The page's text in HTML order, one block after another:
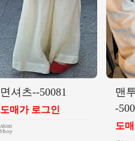
면셔츠--50081
도매가 로그인
맨
-
도